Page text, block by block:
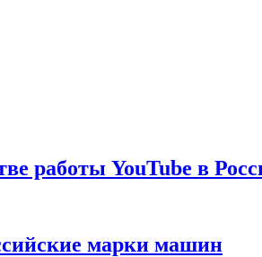
работы YouTube в
марки машин